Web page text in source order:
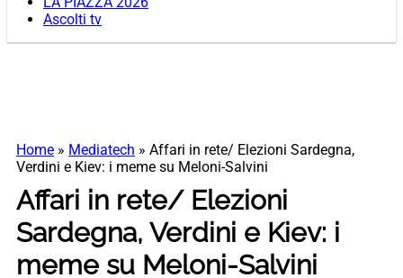
Ascolti tv
Home » Mediatech » Affari in rete/ Elezioni Sardegna,
Verdini e Kiev: i meme su Meloni-Salvini
Affari in rete/ Elezioni
Sardegna, Verdini e Kiev: i
meme su Meloni-Salvini